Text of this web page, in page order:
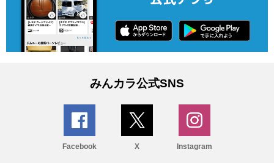
みんカラ公式SNS
Facebook X Instagram